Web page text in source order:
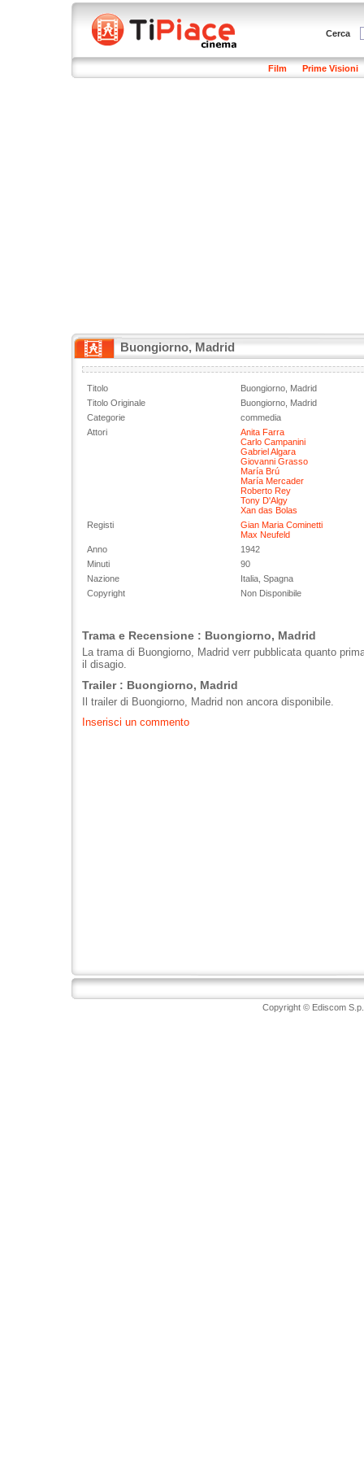
Cerca
Film Prime Visioni
Buongiorno, Madrid
Titolo
Buongiorno, Madrid
Titolo Originale
Buongiorno, Madrid
Categorie
commedia
Attori
Anita Farra
Carlo Campanini
Gabriel Algara
Giovanni Grasso
María Brú
María Mercader
Roberto Rey
Tony D'Algy
Xan das Bolas
Registi
Gian Maria Cominetti
Max Neufeld
Anno
1942
Minuti
90
Nazione
Italia, Spagna
Copyright
Non Disponibile
Trama e Recensione : Buongiorno, Madrid
La trama di Buongiorno, Madrid verr pubblicata quanto
il disagio.
Trailer : Buongiorno, Madrid
Il trailer di Buongiorno, Madrid non ancora disponibile.
Inserisci un commento
Copyright © Ediscom